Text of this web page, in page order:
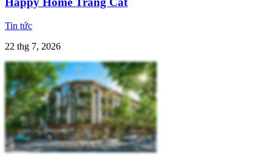
Tin tức
22 thg 7, 2026